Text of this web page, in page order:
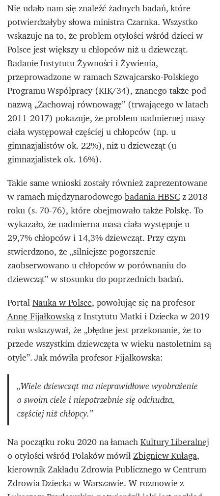
Nie udało nam się znaleźć żadnych badań, które
potwierdzałyby słowa ministra Czarnka. Wszystko
wskazuje na to, że problem otyłości wśród dzieci w
Polsce jest większy u chłopców niż u dziewcząt.
BadanieInstytutu Żywności i Żywienia,
przeprowadzone w ramach Szwajcarsko-Polskiego
Programu Współpracy (KIK/34), znanego także pod
nazwą „Zachowaj równowagę” (trwającego w latach
2011-2017) pokazuje, że problem nadmiernej masy
ciała występował częściej u chłopców (np. u
gimnazjalistów ok. 22%), niż u dziewcząt (u
gimnazjalistek ok. 16%).
Takie same wnioski zostały również zaprezentowane
w ramach międzynarodowegobadania HBSCz 2018
roku (s. 70-76), które obejmowało także Polskę. To
wykazało, że nadmierna masa ciała występuje u
29,7% chłopców i 14,3% dziewcząt. Przy czym
stwierdzono, że „silniejsze pogorszenie
zaobserwowano u chłopców w porównaniu do
dziewcząt” w stosunku do poprzednich badań.
PortalNauka w Polsce, powołując się na profesor
Annę Fijałkowskąz Instytutu Matki i Dziecka w 2019
roku wskazywał, że „błędne jest przekonanie, że to
przede wszystkim dziewczęta w wieku nastoletnim są
otyłe”. Jak mówiła profesor Fijałkowska:
„Wiele dziewcząt ma nieprawidłowe wyobrażenie
o swoim ciele i niepotrzebnie się odchudza,
częściej niż chłopcy.”
Na początku roku 2020 na łamachKultury Liberalnej
o otyłości wśród Polaków mówiłZbigniew Kułaga,
kierownik Zakładu Zdrowia Publicznego w Centrum
Zdrowia Dziecka w Warszawie. W rozmowie z